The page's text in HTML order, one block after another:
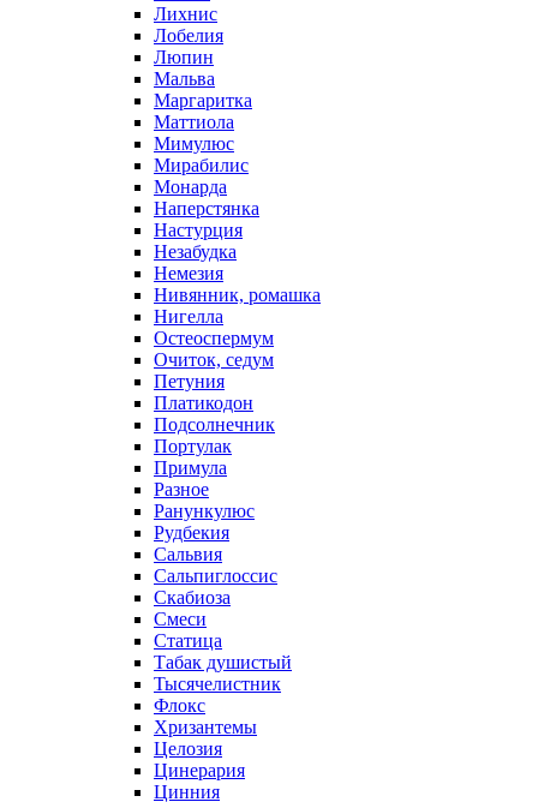
Лихнис
Лобелия
Люпин
Мальва
Маргаритка
Маттиола
Мимулюс
Мирабилис
Монарда
Наперстянка
Настурция
Незабудка
Немезия
Нивянник, ромашка
Нигелла
Остеоспермум
Очиток, седум
Петуния
Платикодон
Подсолнечник
Портулак
Примула
Разное
Ранункулюс
Рудбекия
Сальвия
Сальпиглоссис
Скабиоза
Смеси
Статица
Табак душистый
Тысячелистник
Флокс
Хризантемы
Целозия
Цинерария
Цинния